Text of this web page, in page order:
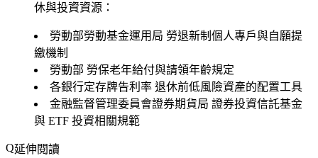
休與投資資源：
勞動部勞動基金運用局 勞退新制個人專戶與自願提
繳機制
勞動部 勞保老年給付與請領年齡規定
各銀行定存牌告利率 退休前低風險資產的配置工具
金融監督管理委員會證券期貨局 證券投資信託基金
與 ETF 投資相關規範
延伸閱讀